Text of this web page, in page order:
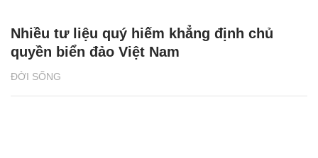
ĐỜI SỐNG
Nhiều tư liệu quý hiếm khẳng định chủ
quyền biển đảo Việt Nam